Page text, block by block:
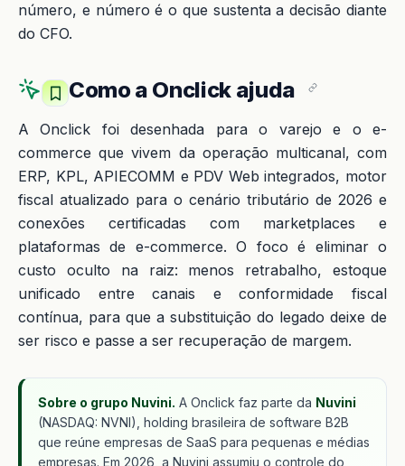
número, e número é o que sustenta a decisão diante
do CFO.
Como a Onclick ajuda
A Onclick foi desenhada para o varejo e o e-
commerce que vivem da operação multicanal, com
ERP, KPL, APIECOMM e PDV Web integrados, motor
fiscal atualizado para o cenário tributário de 2026 e
conexões certificadas com marketplaces e
plataformas de e-commerce. O foco é eliminar o
custo oculto na raiz: menos retrabalho, estoque
unificado entre canais e conformidade fiscal
contínua, para que a substituição do legado deixe de
ser risco e passe a ser recuperação de margem.
Sobre o grupo Nuvini. A Onclick faz parte da Nuvini
(NASDAQ: NVNI), holding brasileira de software B2B
que reúne empresas de SaaS para pequenas e médias
empresas. Em 2026, a Nuvini assumiu o controle do